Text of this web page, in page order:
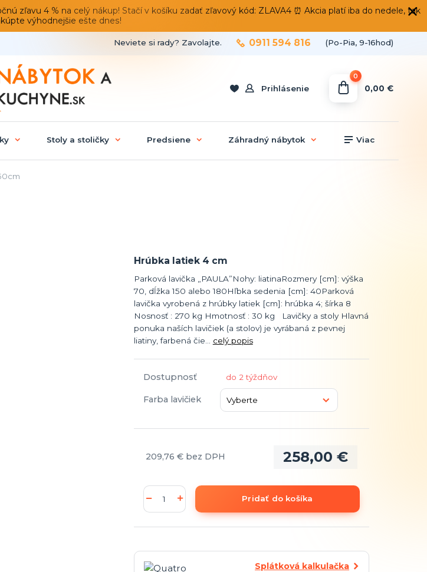
zľavu 4 % na celý nákup! Stačí v košíku zadať zľavový kód: ZLAVA4 ⏰ Akcia platí iba do nedele, tak
výhodnejšie ešte dnes!
Prihlásenie
Neviete si rady? Zavolajte. 0911 594 816 (Po-Pia, 9-16hod)
0
0,00 €
Stoly a stoličky Predsiene Záhradný nábytok Viac
Hrúbka latiek 4 cm
Parková lavička „PAULA”Nohy: liatinaRozmery [cm]: výška
70, dĺžka 150 alebo 180Hľbka sedenia [cm]: 40Parková
lavička vyrobená z hrúbky latiek [cm]: hrúbka 4; šírka 8
Nosnosť : 270 kg Hmotnosť : 30 kg Lavičky a stoly Hlavná
ponuka naších lavičiek (a stolov) je vyrábaná z pevnej
liatiny, farbená čie... celý popis
Dostupnosť do 2 týždňov
Farba lavičiek
258,00 €
209,76 € bez DPH
Pridať do košíka
Splátková kalkulačka